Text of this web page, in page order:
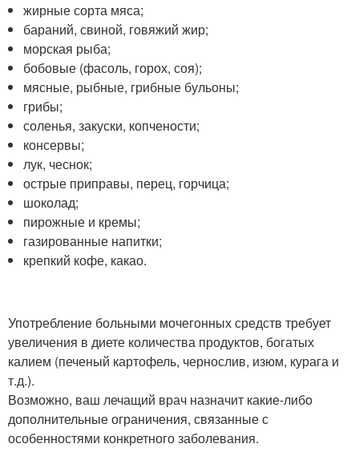
жирные сорта мяса;
бараний, свиной, говяжий жир;
морская рыба;
бобовые (фасоль, горох, соя);
мясные, рыбные, грибные бульоны;
грибы;
соленья, закуски, копчености;
консервы;
лук, чеснок;
острые приправы, перец, горчица;
шоколад;
пирожные и кремы;
газированные напитки;
крепкий кофе, какао.
Употребление больными мочегонных средств требует
увеличения в диете количества продуктов, богатых
калием (печеный картофель, чернослив, изюм, курага и
т.д.).
Возможно, ваш лечащий врач назначит какие-либо
дополнительные ограничения, связанные с
особенностями конкретного заболевания.